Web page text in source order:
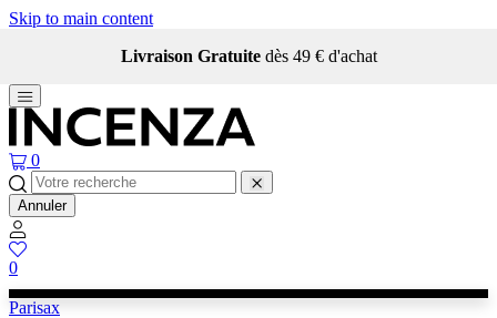
Skip to main content
Livraison Gratuite dès 49 € d'achat
0
Annuler
0
Parisax